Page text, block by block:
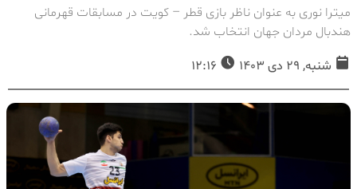
میترا نوری به عنوان ناظر بازی قطر – کویت در مسابقات قهرمانی
هندبال مردان جهان انتخاب شد.
شنبه, 29 دی 1403